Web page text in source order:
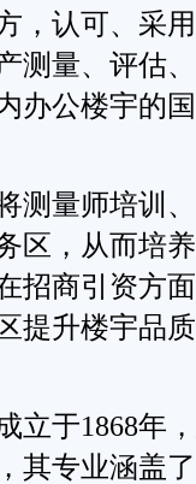
，认可、采
测量、评估
办公楼宇的
量师培训、
区，从而培
招商引资方
提升楼宇品
于1868年，
其专业涵盖